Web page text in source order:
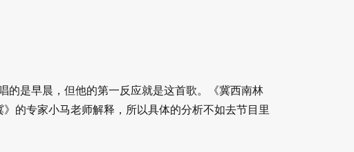
的是早晨，但他的第一反应就是这首歌。《冀西南林
的专家小马老师解释，所以具体的分析不如去节目里